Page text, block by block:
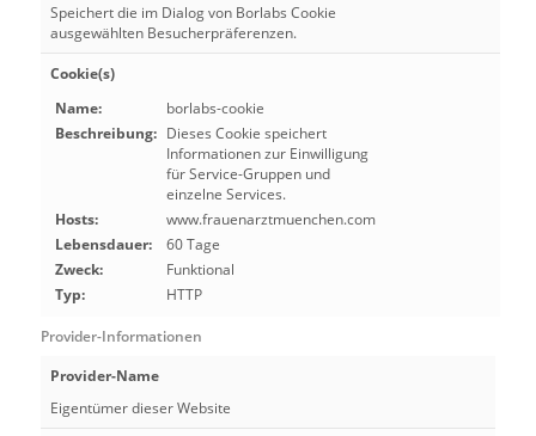
Speichert die im Dialog von Borlabs Cookie
ausgewählten Besucherpräferenzen.
Cookie(s)
Name:
borlabs-cookie
Beschreibung: Dieses Cookie speichert
Informationen zur Einwilligung
für Service-Gruppen und
einzelne Services.
Hosts:
www.frauenarztmuenchen.com
Lebensdauer:
60 Tage
Zweck:
Funktional
Typ:
HTTP
Provider-Informationen
Provider-Name
Eigentümer dieser Website